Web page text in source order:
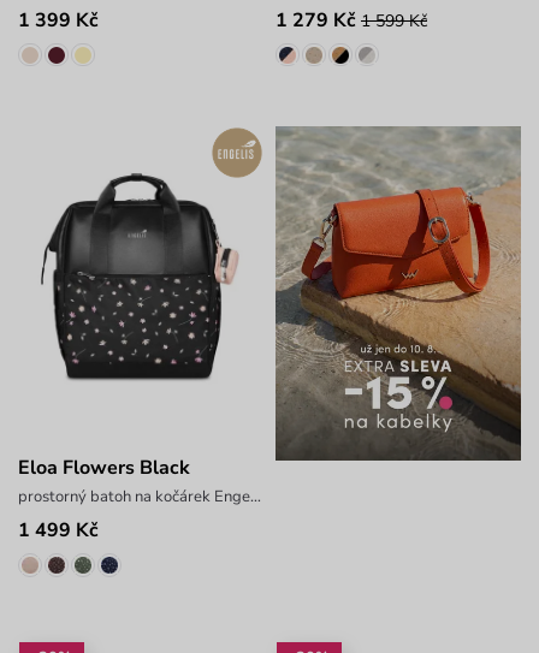
1 399 Kč 1 279 Kč 1 599 Kč
Eloa Flowers Black
prostorný batoh na kočárek Engelis
1 499 Kč